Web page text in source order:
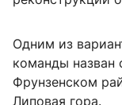
Одним из
команды назван
Фрунзенском
Липовая гора.